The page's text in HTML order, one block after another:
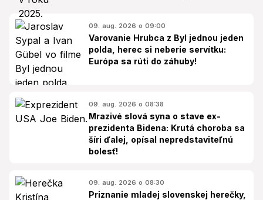
09. aug. 2026 o 09:00
Varovanie Hrubca z Byl jednou jeden
polda, herec si neberie servítku:
Európa sa rúti do záhuby!
09. aug. 2026 o 08:38
Mrazivé slová syna o stave ex-
prezidenta Bidena: Krutá choroba sa
šíri ďalej, opísal nepredstaviteľnú
bolesť!
09. aug. 2026 o 08:30
Priznanie mladej slovenskej herečky,